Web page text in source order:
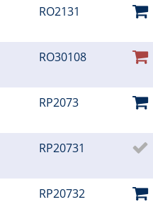
RO2131
RO30108
RP2073
RP20731
RP20732